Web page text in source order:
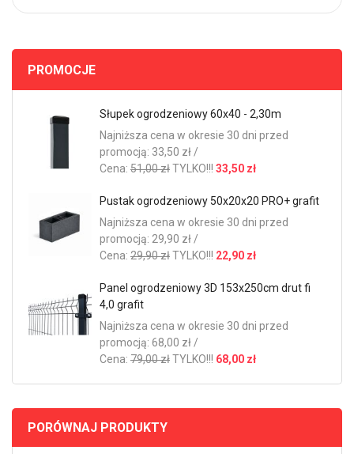
PROMOCJE
Słupek ogrodzeniowy 60x40 - 2,30m
Najniższa cena w okresie 30 dni przed
promocją: 33,50 zł /
Cena: 51,00 złTYLKO!!! 33,50 zł
Pustak ogrodzeniowy 50x20x20 PRO+ grafit
Najniższa cena w okresie 30 dni przed
promocją: 29,90 zł /
Cena: 29,90 złTYLKO!!! 22,90 zł
Panel ogrodzeniowy 3D 153x250cm drut fi
4,0 grafit
Najniższa cena w okresie 30 dni przed
promocją: 68,00 zł /
Cena: 79,00 złTYLKO!!! 68,00 zł
PORÓWNAJ PRODUKTY